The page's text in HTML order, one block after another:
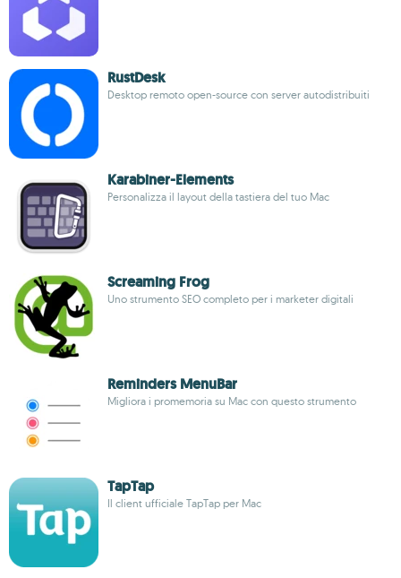
RustDesk
Desktop remoto open-source con server autodistribuiti
Karabiner-Elements
Personalizza il layout della tastiera del tuo Mac
Screaming Frog
Uno strumento SEO completo per i marketer digitali
Reminders MenuBar
Migliora i promemoria su Mac con questo strumento
TapTap
Il client ufficiale TapTap per Mac